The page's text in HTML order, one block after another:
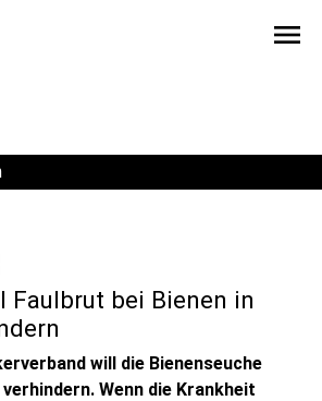
menu
Faulbrut bei Bienen in
will die Bienenseuche
Wenn die Krankheit